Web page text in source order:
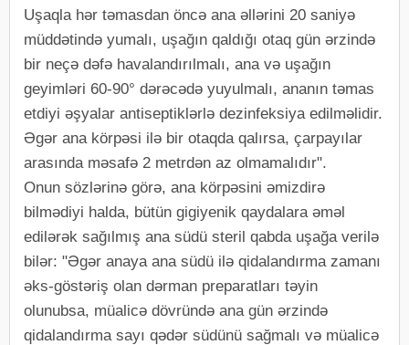
Uşaqla hər təmasdan öncə ana əllərini 20 saniyə
müddətində yumalı, uşağın qaldığı otaq gün ərzində
bir neçə dəfə havalandırılmalı, ana və uşağın
geyimləri 60-90° dərəcədə yuyulmalı, ananın təmas
etdiyi əşyalar antiseptiklərlə dezinfeksiya edilməlidir.
Əgər ana körpəsi ilə bir otaqda qalırsa, çarpayılar
arasında məsafə 2 metrdən az olmamalıdır".
Onun sözlərinə görə, ana körpəsini əmizdirə
bilmədiyi halda, bütün gigiyenik qaydalara əməl
edilərək sağılmış ana südü steril qabda uşağa verilə
bilər: "Əgər anaya ana südü ilə qidalandırma zamanı
əks-göstəriş olan dərman preparatları təyin
olunubsa, müalicə dövründə ana gün ərzində
qidalandırma sayı qədər südünü sağmalı və müalicə